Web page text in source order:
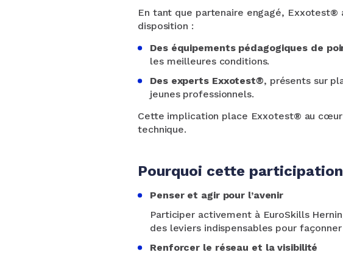
En tant que partenaire engagé,
disposition :
Des équipements pédagogiques de
les meilleures conditions.
Des experts Exxotest®, présents sur
jeunes professionnels.
Cette implication place Exxotest® au
technique.
Pourquoi cette
Penser et agir pour l’avenir
Participer activement à EuroSkills
des leviers indispensables pour
Renforcer le réseau et la visibilité